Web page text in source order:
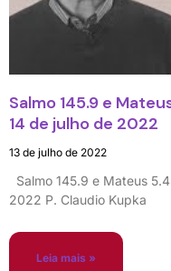
Salmo 145.9 e
14 de julho de 2022
13 de julho de 2022
Salmo 145.9 e Mateus
2022 P. Claudio Kupka
Leia mais »